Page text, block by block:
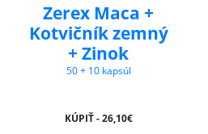
Zerex Maca +
Kotvičník zemný
+ Zinok
50 + 10 kapsúl
KÚPIŤ - 26,10€